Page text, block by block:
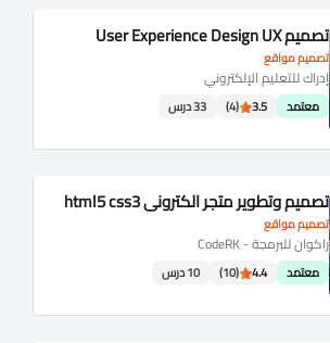
تصميم مواقع
تصميم User Experience Design UX
إدراك للتعليم الإلكتروني
معتمد 3.5
(4) 33 درس
تصميم مواقع
تصميم وتطوير متجر الكتروني html5 css3
راكوان للبرمجة - CodeRK
معتمد 4.4
(10) 10 درس